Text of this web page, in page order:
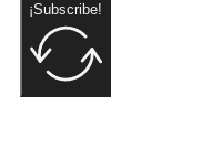
¡Subscribe!